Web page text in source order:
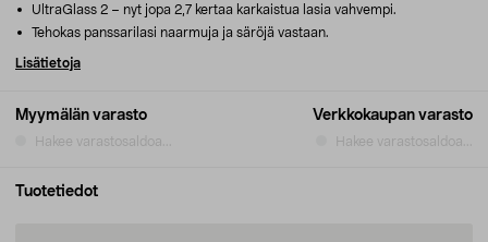
Myymälän varasto
Hakee varastosaldoa...
Verkkokaupan varasto
Hakee varastosaldoa...
UltraGlass 2 – nyt jopa 2,7 kertaa karkaistua lasia vahvempi.
Tehokas panssarilasi naarmuja ja säröjä vastaan.
Lisätietoja
Tuotetiedot